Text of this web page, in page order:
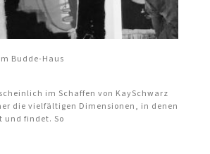
Budde-Haus
im Schaffen von KaySchwarz
die vielfältigen Dimensionen, in denen
und findet. So